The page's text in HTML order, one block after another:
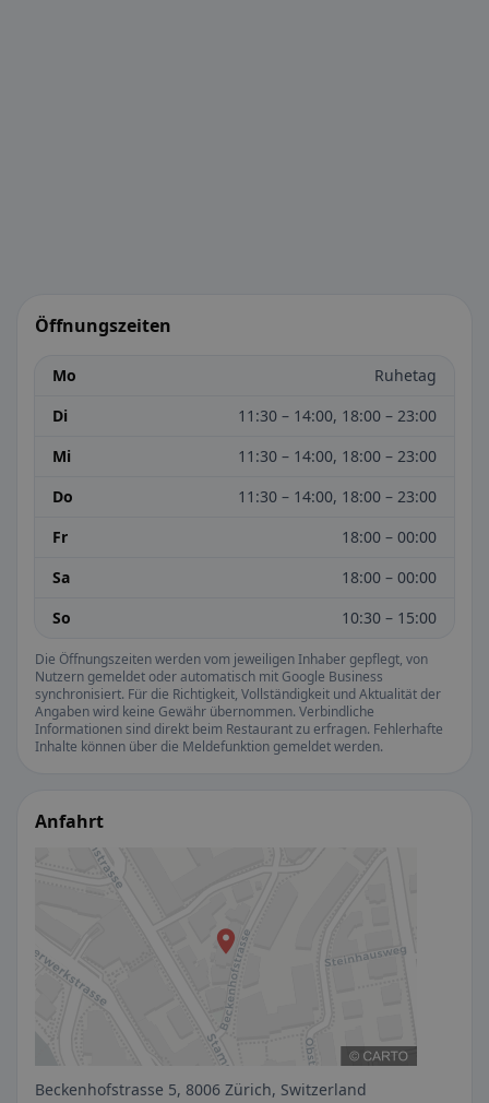
Öffnungszeiten
Mo
Ruhetag
Di
11:30 – 14:00, 18:00 – 23:00
Mi
11:30 – 14:00, 18:00 – 23:00
Do
11:30 – 14:00, 18:00 – 23:00
Fr
18:00 – 00:00
Sa
18:00 – 00:00
So
10:30 – 15:00
Die Öffnungszeiten werden vom jeweiligen Inhaber gepflegt, von
Nutzern gemeldet oder automatisch mit Google Business
synchronisiert. Für die Richtigkeit, Vollständigkeit und Aktualität der
Angaben wird keine Gewähr übernommen. Verbindliche
Informationen sind direkt beim Restaurant zu erfragen. Fehlerhafte
Inhalte können über die Meldefunktion gemeldet werden.
Anfahrt
Beckenhofstrasse 5, 8006 Zürich, Switzerland